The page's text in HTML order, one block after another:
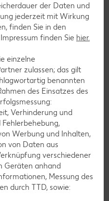
Rezepten
der Daten und
jederzeit mit Wirkung
finden Sie in den
Impressum finden Sie hier.
einzelne
zulassen; das gilt
benannten
des Einsatzes des
Verhinderung und
Werbung und Inhalten,
von Daten aus
verschiedener
Geräten anhand
Messung des
durch TTD, sowie: